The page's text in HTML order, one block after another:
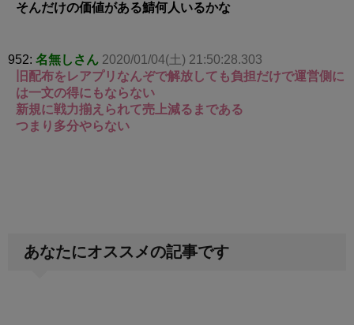
そんだけの価値がある鯖何人いるかな
952: 名無しさん 2020/01/04(土) 21:50:28.303
旧配布をレアプリなんぞで解放しても負担だけで運営側に
は一文の得にもならない
新規に戦力揃えられて売上減るまである
つまり多分やらない
あなたにオススメの記事です